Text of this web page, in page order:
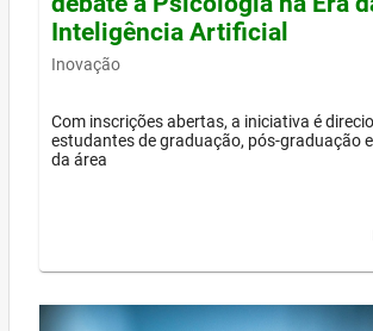
Inteligência Artificial
Inovação
Com inscrições abertas, a iniciativa é
estudantes de graduação, pós-graduação
da área